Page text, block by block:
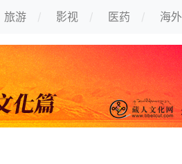
旅游 影视 医药 海外